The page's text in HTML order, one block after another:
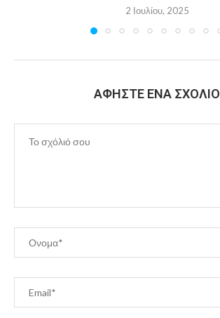
2 Ιουλίου, 2025
ΑΦΉΣΤΕ ΈΝΑ ΣΧΌΛΙΟ